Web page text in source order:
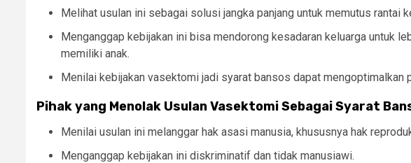
Melihat usulan ini sebagai solusi jangka panjang untuk memutus rantai
Menganggap kebijakan ini bisa mendorong kesadaran keluarga untuk
memiliki anak.
Menilai kebijakan vasektomi jadi syarat bansos dapat mengoptimalkan
Pihak yang Menolak Usulan Vasektomi Sebagai Syarat
Menilai usulan ini melanggar hak asasi manusia, khususnya hak
Menganggap kebijakan ini diskriminatif dan tidak manusiawi.